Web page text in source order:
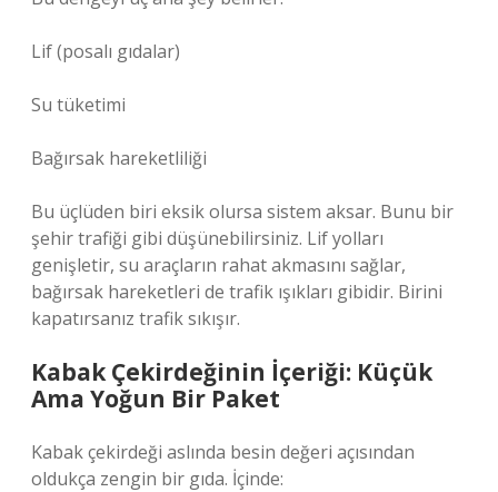
Lif (posalı gıdalar)
Su tüketimi
Bağırsak hareketliliği
Bu üçlüden biri eksik olursa sistem aksar. Bunu bir
şehir trafiği gibi düşünebilirsiniz. Lif yolları
genişletir, su araçların rahat akmasını sağlar,
bağırsak hareketleri de trafik ışıkları gibidir. Birini
kapatırsanız trafik sıkışır.
Kabak Çekirdeğinin İçeriği: Küçük
Ama Yoğun Bir Paket
Kabak çekirdeği aslında besin değeri açısından
oldukça zengin bir gıda. İçinde: